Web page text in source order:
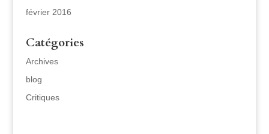
février 2016
Catégories
Archives
blog
Critiques